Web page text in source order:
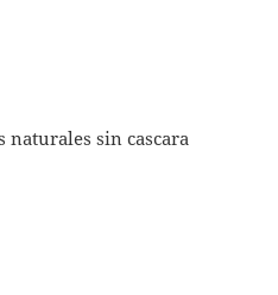
naturales sin cascara